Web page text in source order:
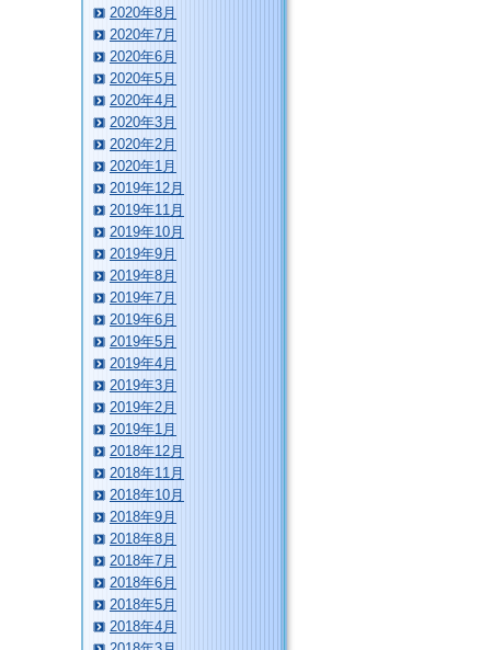
2020年8月
2020年7月
2020年6月
2020年5月
2020年4月
2020年3月
2020年2月
2020年1月
2019年12月
2019年11月
2019年10月
2019年9月
2019年8月
2019年7月
2019年6月
2019年5月
2019年4月
2019年3月
2019年2月
2019年1月
2018年12月
2018年11月
2018年10月
2018年9月
2018年8月
2018年7月
2018年6月
2018年5月
2018年4月